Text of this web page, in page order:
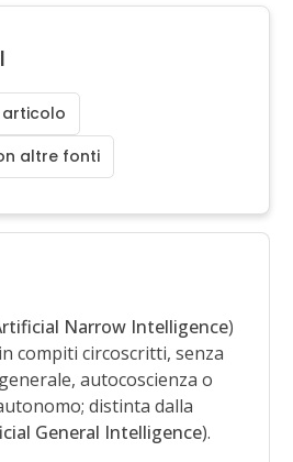
articolo
altre fonti
Narrow Intelligence)
compiti circoscritti, senza
autocoscienza o
distinta dalla
General Intelligence).